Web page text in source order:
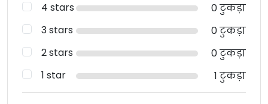
4 stars
0 टुकड़ा
3 stars
0 टुकड़ा
2 stars
0 टुकड़ा
1 star
1 टुकड़ा